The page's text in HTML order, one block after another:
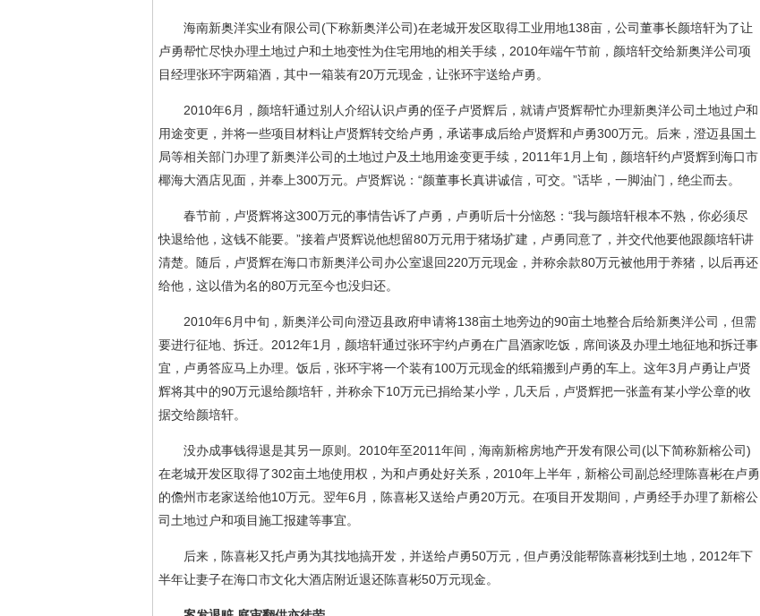
海南新奥洋实业有限公司(下称新奥洋公司)在老城开发区取得工业用地138亩，公司董事长颜培轩为了让
卢勇帮忙尽快办理土地过户和土地变性为住宅用地的相关手续，2010年端午节前，颜培轩交给新奥洋公司项
目经理张环宇两箱酒，其中一箱装有20万元现金，让张环宇送给卢勇。
2010年6月，颜培轩通过别人介绍认识卢勇的侄子卢贤辉后，就请卢贤辉帮忙办理新奥洋公司土地过户和
用途变更，并将一些项目材料让卢贤辉转交给卢勇，承诺事成后给卢贤辉和卢勇300万元。后来，澄迈县国土
局等相关部门办理了新奥洋公司的土地过户及土地用途变更手续，2011年1月上旬，颜培轩约卢贤辉到海口市
椰海大酒店见面，并奉上300万元。卢贤辉说：“颜董事长真讲诚信，可交。”话毕，一脚油门，绝尘而去。
春节前，卢贤辉将这300万元的事情告诉了卢勇，卢勇听后十分恼怒：“我与颜培轩根本不熟，你必须尽
快退给他，这钱不能要。”接着卢贤辉说他想留80万元用于猪场扩建，卢勇同意了，并交代他要他跟颜培轩讲
清楚。随后，卢贤辉在海口市新奥洋公司办公室退回220万元现金，并称余款80万元被他用于养猪，以后再还
给他，这以借为名的80万元至今也没归还。
2010年6月中旬，新奥洋公司向澄迈县政府申请将138亩土地旁边的90亩土地整合后给新奥洋公司，但需
要进行征地、拆迁。2012年1月，颜培轩通过张环宇约卢勇在广昌酒家吃饭，席间谈及办理土地征地和拆迁事
宜，卢勇答应马上办理。饭后，张环宇将一个装有100万元现金的纸箱搬到卢勇的车上。这年3月卢勇让卢贤
辉将其中的90万元退给颜培轩，并称余下10万元已捐给某小学，几天后，卢贤辉把一张盖有某小学公章的收
据交给颜培轩。
没办成事钱得退是其另一原则。2010年至2011年间，海南新榕房地产开发有限公司(以下简称新榕公司)
在老城开发区取得了302亩土地使用权，为和卢勇处好关系，2010年上半年，新榕公司副总经理陈喜彬在卢勇
的儋州市老家送给他10万元。翌年6月，陈喜彬又送给卢勇20万元。在项目开发期间，卢勇经手办理了新榕公
司土地过户和项目施工报建等事宜。
后来，陈喜彬又托卢勇为其找地搞开发，并送给卢勇50万元，但卢勇没能帮陈喜彬找到土地，2012年下
半年让妻子在海口市文化大酒店附近退还陈喜彬50万元现金。